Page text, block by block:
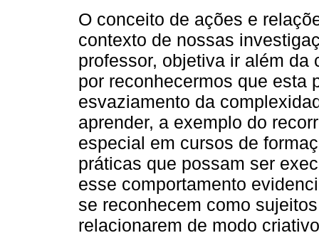
O conceito de ações e
contexto de nossas
professor, objetiva ir além da
por reconhecermos que esta
esvaziamento da
aprender, a exemplo do
especial em cursos de
práticas que possam ser
esse comportamento
se reconhecem como
relacionarem de modo